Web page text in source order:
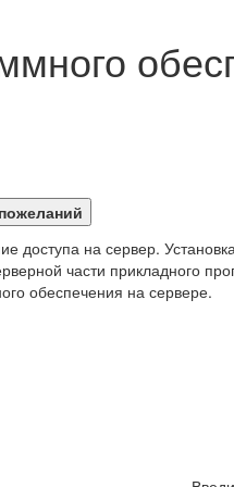
доступа на сервер.
части прикладного
обеспечения на сервере.